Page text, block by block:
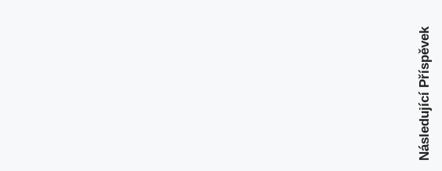
Následující Příspěvek